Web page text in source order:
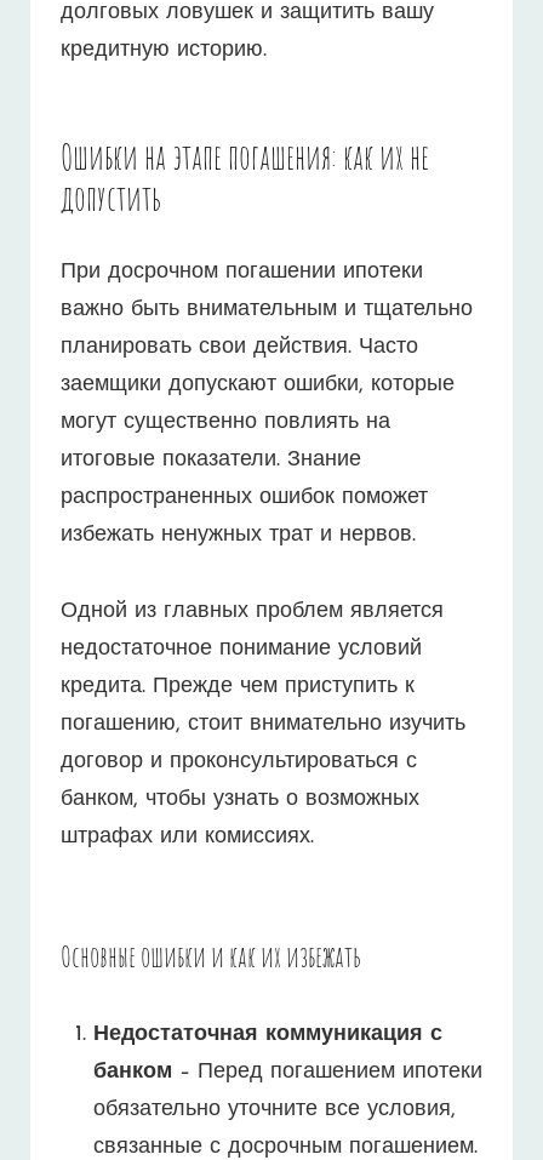
долговых ловушек и защитить вашу
кредитную историю.
Ошибки на этапе погашения: как их не
допустить
При досрочном погашении ипотеки
важно быть внимательным и тщательно
планировать свои действия. Часто
заемщики допускают ошибки, которые
могут существенно повлиять на
итоговые показатели. Знание
распространенных ошибок поможет
избежать ненужных трат и нервов.
Одной из главных проблем является
недостаточное понимание условий
кредита. Прежде чем приступить к
погашению, стоит внимательно изучить
договор и проконсультироваться с
банком, чтобы узнать о возможных
штрафах или комиссиях.
Основные ошибки и как их избежать
Недостаточная коммуникация с
банком – Перед погашением ипотеки
обязательно уточните все условия,
связанные с досрочным погашением.